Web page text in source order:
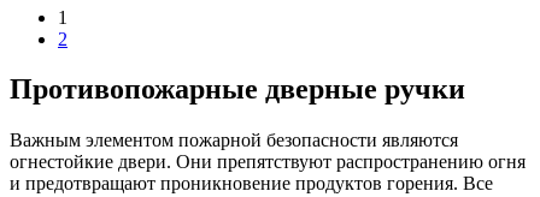
1
2
Противопожарные дверные ручки
Важным элементом пожарной безопасности являются
огнестойкие двери. Они препятствуют распространению огня
и предотвращают проникновение продуктов горения. Все